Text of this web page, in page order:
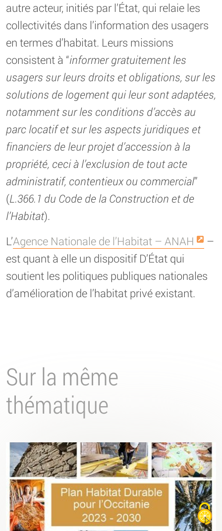
autre acteur, initiés par l’État, qui relaie les
collectivités dans l’information des usagers
en termes d’habitat. Leurs missions
consistent à “informer gratuitement les
usagers sur leurs droits et obligations, sur les
solutions de logement qui leur sont adaptées,
notamment sur les conditions d’accès au
parc locatif et sur les aspects juridiques et
financiers de leur projet d’accession à la
propriété, ceci à l’exclusion de tout acte
administratif, contentieux ou commercial”
(L.366.1 du Code de la Construction et de
l’Habitat).
L’Agence Nationale de l’Habitat – ANAH
–
est quant à elle un dispositif D’État qui
soutient les politiques publiques nationales
d’amélioration de l’habitat privé existant.
Sur la même
thématique